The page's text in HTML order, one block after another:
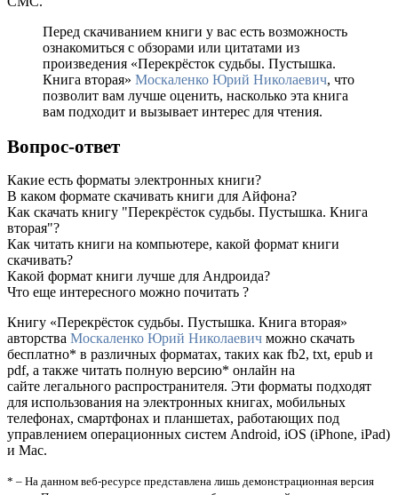
Перед скачиванием книги у вас есть возможность
ознакомиться с обзорами или цитатами из
произведения «Перекрёсток судьбы. Пустышка.
Книга вторая» Москаленко Юрий Николаевич, что
позволит вам лучше оценить, насколько эта книга
вам подходит и вызывает интерес для чтения.
Вопрос-ответ
Какие есть форматы электронных книги?
В каком формате скачивать книги для Айфона?
Как скачать книгу "Перекрёсток судьбы. Пустышка. Книга
вторая"?
Как читать книги на компьютере, какой формат книги
скачивать?
Какой формат книги лучше для Андроида?
Что еще интересного можно почитать ?
Книгу «Перекрёсток судьбы. Пустышка. Книга вторая»
авторства Москаленко Юрий Николаевич можно скачать
бесплатно* в различных форматах, таких как fb2, txt, epub и
pdf, а также читать полную версию* онлайн на
сайте легального распространителя. Эти форматы подходят
для использования на электронных книгах, мобильных
телефонах, смартфонах и планшетах, работающих под
управлением операционных систем Android, iOS (iPhone, iPad)
и Mac.
* – На данном веб-ресурсе представлена лишь демонстрационная версия